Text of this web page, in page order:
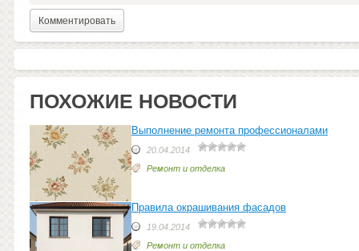
ПОХОЖИЕ НОВОСТИ
Выполнение ремонта профессионалами
20.04.2014
Ремонт и отделка
Правила окрашивания фасадов
19.04.2014
Ремонт и отделка